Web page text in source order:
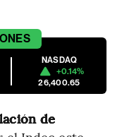
NASDAQ
+0.14%
26,400.65
de